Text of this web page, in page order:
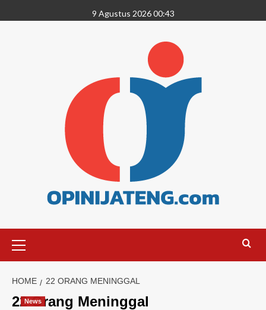
9 Agustus 2026 00:43
HOME 22 ORANG MENINGGAL
22 Orang Meninggal
News